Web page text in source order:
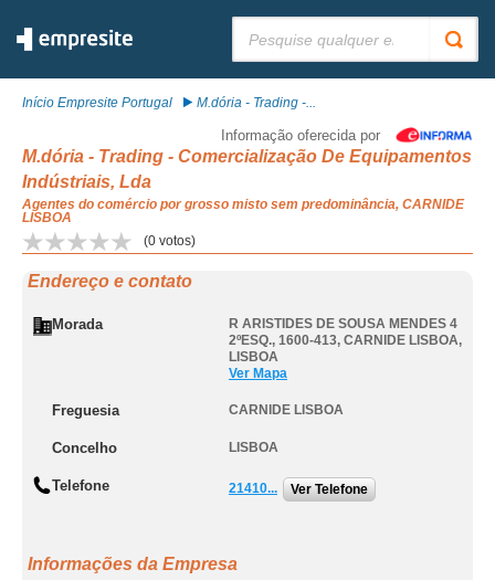
Início Empresite Portugal M.dória - Trading -...
Informação oferecida por
M.dória - Trading - Comercialização De Equipamentos
Indústriais, Lda
Agentes do comércio por grosso misto sem predominância, CARNIDE
LISBOA
(0 votos)
Endereço e contato
Morada
R ARISTIDES DE SOUSA MENDES 4
2ºESQ., 1600-413, CARNIDE LISBOA,
LISBOA
Ver Mapa
Freguesia CARNIDE LISBOA
Concelho LISBOA
Telefone 21410... Ver Telefone
Informações da Empresa